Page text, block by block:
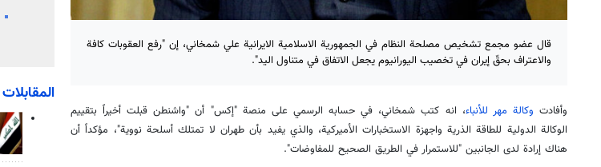
قال عضو مجمع تشخيص مصلحة النظام في الجمهورية الاسلامية الايرانية علي شمخاني، إن "رفع العقوبات كافة
والاعتراف بحقّ إيران في تخصيب اليورانيوم يجعل الاتفاق في متناول اليد".
وأفادت وكالة مهر للأنباء، انه كتب شمخاني، في حسابه الرسمي على منصة "إكس" أن "واشنطن قبلت أخيراً بتقييم
الوكالة الدولية للطاقة الذرية واجهزة الاستخبارات الأميركية، والذي يفيد بأن طهران لا تمتلك أسلحة نووية"، مؤكداً أن
هناك إرادة لدى الجانبين "للاستمرار في الطريق الصحيح للمفاوضات".
المقابلات